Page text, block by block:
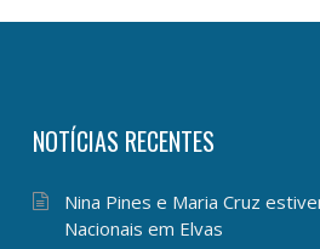
NOTÍCIAS RECENTES
Nina Pines e Maria Cruz
Nacionais em Elvas